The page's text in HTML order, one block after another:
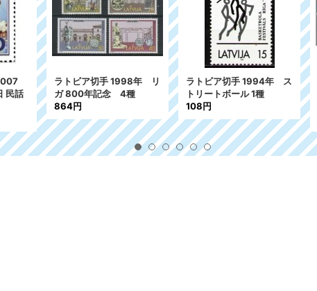
年
記
ラトビア切手 1996年 ク
リスマス 3種
316円
リトアニア切手 2023
年 子どものアート 1種
1,313円